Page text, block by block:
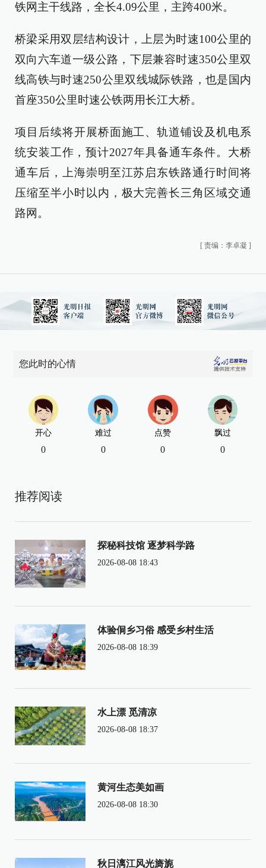
铁网主干线路，全长4.09公里，主跨400米。
桥梁采用双层结构设计，上层为时速100公里的
双向六车道一级公路，下层兼容时速350公里双
线高铁与时速250公里双线城际铁路，也是国内
首座350公里时速公铁两用长江大桥。
项目后续将开展桥面施工、轨道铺设及机电系
统安装工作，预计2027年具备通车条件。大桥
通车后，上海崇明至江苏启东铁路通行时间将
压缩至半小时以内，极大完善长三角区域交通
路网。
[ 责编：李卓凝 ]
您此时的心情
开心
0
难过
0
点赞
0
飘过
0
推荐阅读
探秘科技馆 逐梦科学路
2026-08-08 18:43
体验侗乡习俗 感受乡村生活
2026-08-08 18:39
水上漂 觅清凉
2026-08-08 18:37
黄河生态美如画
2026-08-08 18:30
秋日漓江风光旖旎